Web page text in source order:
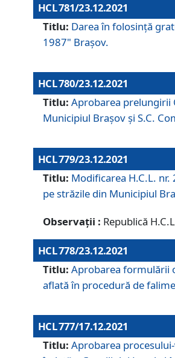
HCL 781/23.12.2021
Titlu: Darea în folosinţă
1987" Braşov.
HCL 780/23.12.2021
Titlu: Aprobarea prelungirii
Municipiul Braşov şi S.C.
HCL 779/23.12.2021
Titlu: Modificarea H.C.L.
pe străzile din Municipiul
Observații : Republică
HCL 778/23.12.2021
Titlu: Aprobarea formulării
aflată în procedură de
HCL 777/17.12.2021
Titlu: Aprobarea